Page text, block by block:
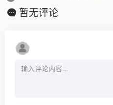
暂无评论